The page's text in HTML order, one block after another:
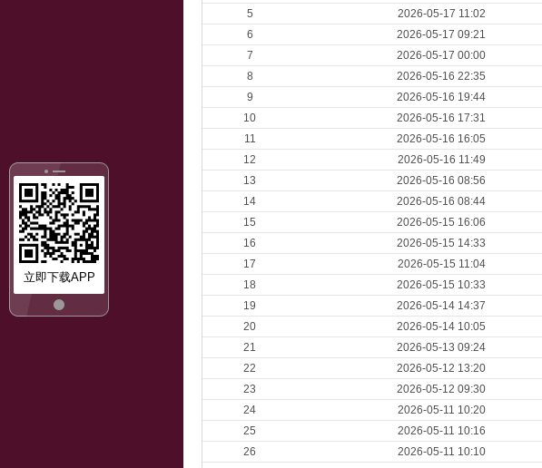
立即下载APP
5
2026-05-17 11:02
6
2026-05-17 09:21
7
2026-05-17 00:00
8
2026-05-16 22:35
9
2026-05-16 19:44
10
2026-05-16 17:31
11
2026-05-16 16:05
12
2026-05-16 11:49
13
2026-05-16 08:56
14
2026-05-16 08:44
15
2026-05-15 16:06
16
2026-05-15 14:33
17
2026-05-15 11:04
18
2026-05-15 10:33
19
2026-05-14 14:37
20
2026-05-14 10:05
21
2026-05-13 09:24
22
2026-05-12 13:20
23
2026-05-12 09:30
24
2026-05-11 10:20
25
2026-05-11 10:16
26
2026-05-11 10:10